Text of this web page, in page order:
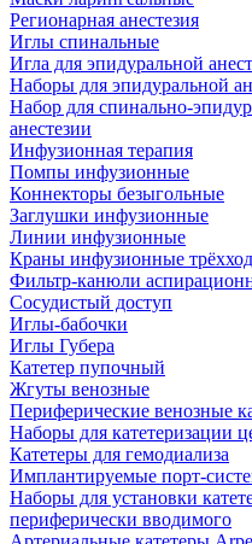
Регионарная анестезия
Иглы спинальные
Игла для эпидуральной
Наборы для эпидуральной
Набор для спинально-
анестезии
Инфузионная терапия
Помпы инфузионные
Коннекторы безыгольные
Заглушки инфузионные
Линии инфузионные
Краны инфузионные
Фильтр-канюли
Сосудистый доступ
Иглы-бабочки
Иглы Губера
Катетер пупочный
Жгуты венозные
Периферические венозные
Наборы для катетеризации
Катетеры для гемодиализа
Имплантируемые
Наборы для установки
периферически вводимого